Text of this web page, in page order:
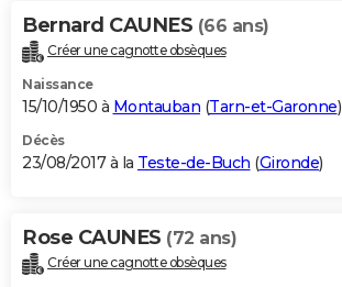
Bernard CAUNES (66 ans)
Créer une cagnotte obsèques
Naissance
15/10/1950 à Montauban (Tarn-et-Garonne)
Décès
23/08/2017 à la Teste-de-Buch (Gironde)
Rose CAUNES (72 ans)
Créer une cagnotte obsèques